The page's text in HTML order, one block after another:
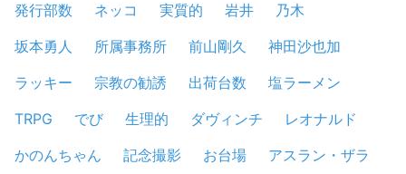
発行部数
ネッコ 実質的 岩井
乃木
坂本勇人
所属事務所 前山剛久
神田沙也加
ラッキー
宗教の勧誘 出荷台数
塩ラーメン
TRPG
でび 生理的 ダヴィンチ
レオナルド
かのんちゃん
記念撮影 お台場
アスラン・ザラ